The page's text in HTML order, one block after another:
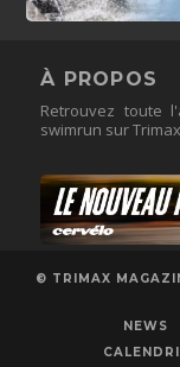
À PROPOS
Retrouvez toute
swimrun sur
© TRIMAX
NEWS